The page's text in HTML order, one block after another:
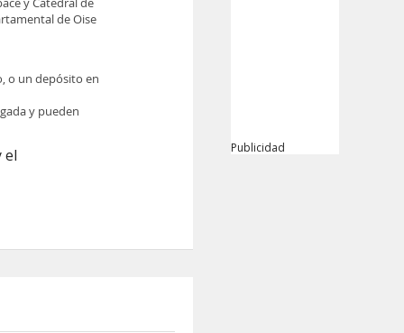
de Oise
o un depósito en
y pueden
el
Publicidad